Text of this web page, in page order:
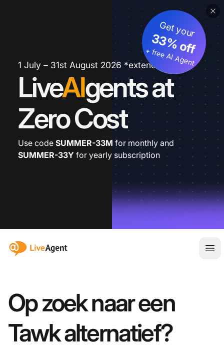
1 July – 31st August 2026 *extended
LiveAIgents at
Zero Cost
Get your
33% off
+ free AI Agent
Use code SUMMER-33M for monthly and
SUMMER-33Y for yearly subscription
:site.title
Op zoek naar een
Tawk alternatief?